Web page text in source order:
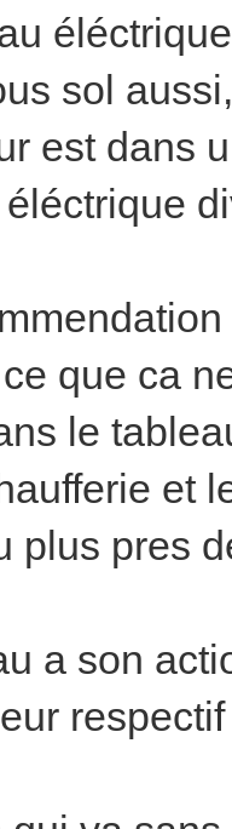
sol
est dans
que ca
le
et
plus pres
a son
respectif